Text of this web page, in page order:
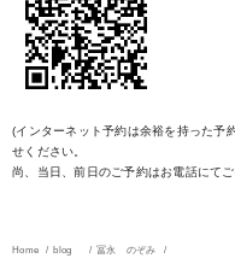
(インターネット予約は余裕を持った予
せください。
尚、当日、前日のご予約はお電話にて
Home blog 冨永 のぞみ